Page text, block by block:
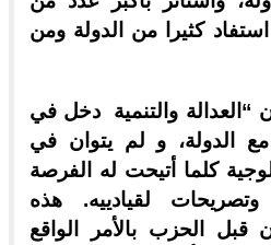
استفاد كثيرا من الدولة ومن
“العدالة والتنمية دخل في
مع الدولة، و لم يتوان في
كلما أتيحت له الفرصة
لقيادييه. هذه
قبل الحزب بالأمر الواقع